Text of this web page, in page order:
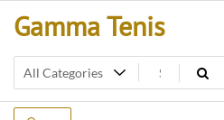
Gamma Tenis